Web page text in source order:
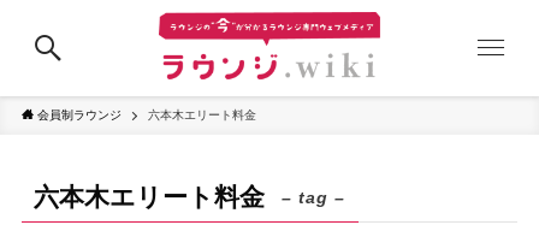
会員制ラウンジ 六本木エリート料金
六本木エリート料金 – tag –